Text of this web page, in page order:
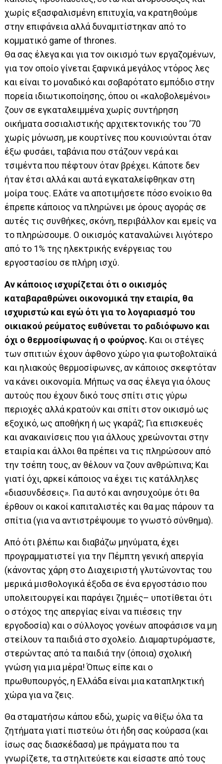
χωρίς εξασφαλισμένη επιτυχία, να κρατηθούμε
στην επιφάνεια αλλά δυναμιτίστηκαν από το
κομματικό game of thrones.
Θα σας έλεγα και για τον οικισμό των εργαζομένων,
για τον οποίο γίνεται ξαφνικά μεγάλος ντόρος λες
και είναι το μοναδικό και σοβαρότατο εμπόδιο στην
πορεία ιδιωτικοποίησης, όπου οι «καλοβολεμένοι»
ζουν σε εγκαταλειμμένα χωρίς συντήρηση
οικήματα σοσιαλιστικής αρχιτεκτονικής του ’70
χωρίς μόνωση, με κουρτίνες που κουνιούνται όταν
έξω φυσάει, ταβάνια που στάζουν νερά και
τσιμέντα που πέφτουν όταν βρέχει. Κάποτε δεν
ήταν έτσι αλλά και αυτά εγκαταλείφθηκαν στη
μοίρα τους. Ελάτε να αποτιμήσετε πόσο ενοίκιο θα
έπρεπε κάποιος να πληρώνει με όρους αγοράς σε
αυτές τις συνθήκες, σκόνη, περιβάλλον και εμείς να
το πληρώσουμε. Ο οικισμός καταναλώνει λιγότερο
από το 1% της ηλεκτρικής ενέργειας του
εργοστασίου σε πλήρη ισχύ.
Αν κάποιος ισχυρίζεται ότι ο οικισμός
καταβαραθρώνει οικονομικά την εταιρία, θα
ισχυριστώ και εγώ ότι για το λογαριασμό του
οικιακού ρεύματος ευθύνεται το ραδιόφωνο και
όχι ο θερμοσίφωνας ή ο φούρνος. Και οι στέγες
των σπιτιών έχουν άφθονο χώρο για φωτοβολταϊκά
και ηλιακούς θερμοσίφωνες, αν κάποιος σκεφτόταν
να κάνει οικονομία. Μήπως να σας έλεγα για όλους
αυτούς που έχουν δικό τους σπίτι στις γύρω
περιοχές αλλά κρατούν και σπίτι στον οικισμό ως
εξοχικό, ως αποθήκη ή ως γκαράζ; Για επισκευές
και ανακαινίσεις που για άλλους χρεώνονται στην
εταιρία και άλλοι θα πρέπει να τις πληρώσουν από
την τσέπη τους, αν θέλουν να ζουν ανθρώπινα; Και
γιατί όχι, αρκεί κάποιος να έχει τις κατάλληλες
«διασυνδέσεις». Για αυτό και ανησυχούμε ότι θα
έρθουν οι κακοί καπιταλιστές και θα μας πάρουν τα
σπίτια (για να αντιστρέψουμε το γνωστό σύνθημα).
Από ότι βλέπω και διαβάζω μηνύματα, έχει
προγραμματιστεί για την Πέμπτη γενική απεργία
(κάνοντας χάρη στο Διαχειριστή γλυτώνοντας του
μερικά μισθολογικά έξοδα σε ένα εργοστάσιο που
υπολειτουργεί και παράγει ζημιές– υποτίθεται ότι
ο στόχος της απεργίας είναι να πιέσεις την
εργοδοσία) και ο σύλλογος γονέων αποφάσισε να μη
στείλουν τα παιδιά στο σχολείο. Διαμαρτυρόμαστε,
στερώντας από τα παιδιά την (όποια) σχολική
γνώση για μια μέρα! Όπως είπε και ο
πρωθυπουργός, η Ελλάδα είναι μια καταπληκτική
χώρα για να ζεις.
Θα σταματήσω κάπου εδώ, χωρίς να θίξω όλα τα
ζητήματα γιατί πιστεύω ότι ήδη σας κούρασα (και
ίσως σας διασκέδασα) με πράγματα που τα
γνωρίζετε, τα στηλιτεύετε και είσαστε από τους